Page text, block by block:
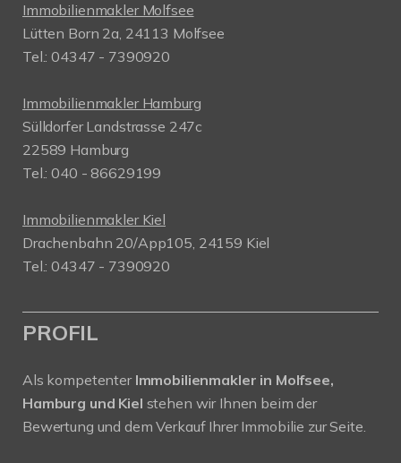
Immobilienmakler Molfsee
Lütten Born 2a, 24113 Molfsee
Tel.: 04347 - 7390920
Immobilienmakler Hamburg
Sülldorfer Landstrasse 247c
22589 Hamburg
Tel.: 040 - 86629199
Immobilienmakler Kiel
Drachenbahn 20/App105, 24159 Kiel
Tel.: 04347 - 7390920
PROFIL
Als kompetenter Immobilienmakler in Molfsee,
Hamburg und Kiel stehen wir Ihnen beim der
Bewertung und dem Verkauf Ihrer Immobilie zur Seite.